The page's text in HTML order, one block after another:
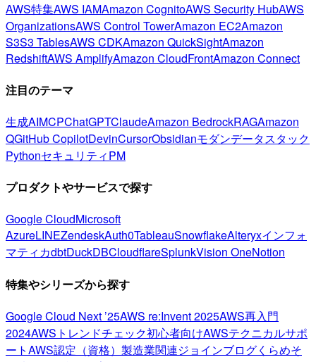
AWS特集AWS IAMAmazon CognitoAWS Security HubAWS
OrganizationsAWS Control TowerAmazon EC2Amazon
S3S3 TablesAWS CDKAmazon QuickSightAmazon
RedshiftAWS AmplifyAmazon CloudFrontAmazon Connect
注目のテーマ
生成AIMCPChatGPTClaudeAmazon BedrockRAGAmazon
QGitHub CopilotDevinCursorObsidianモダンデータスタック
PythonセキュリティPM
プロダクトやサービスで探す
Google CloudMicrosoft
AzureLINEZendeskAuth0TableauSnowflakeAlteryxインフォ
マティカdbtDuckDBCloudflareSplunkVision OneNotion
特集やシリーズから探す
Google Cloud Next ’25AWS re:Invent 2025AWS再入門
2024AWSトレンドチェック初心者向けAWSテクニカルサポ
ートAWS認定（資格） 製造業関連ジョインブログくらめそ